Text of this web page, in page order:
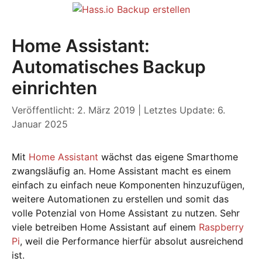
Home Assistant:
Automatisches Backup
einrichten
Veröffentlicht: 2. März 2019
Letztes Update: 6.
Januar 2025
Mit Home Assistant wächst das eigene Smarthome
zwangsläufig an. Home Assistant macht es einem
einfach zu einfach neue Komponenten hinzuzufügen,
weitere Automationen zu erstellen und somit das
volle Potenzial von Home Assistant zu nutzen. Sehr
viele betreiben Home Assistant auf einem Raspberry
Pi, weil die Performance hierfür absolut ausreichend
ist.